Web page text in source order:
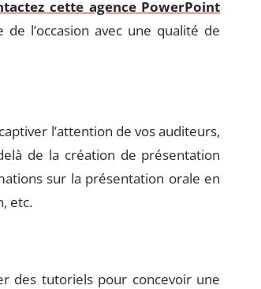
cette agence PowerPoint
l’occasion avec une qualité de
l’attention de vos auditeurs,
de la création de présentation
sur la présentation orale en
etc.
des tutoriels pour concevoir une